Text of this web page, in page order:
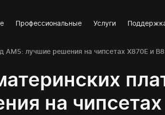
Профессиональные Услуги
AM5: лучшие решения на чипсетах X870E и
на